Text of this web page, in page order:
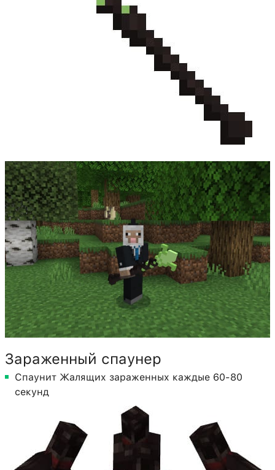
Зараженный спаунер
Спаунит Жалящих зараженных каждые 60-80
секунд